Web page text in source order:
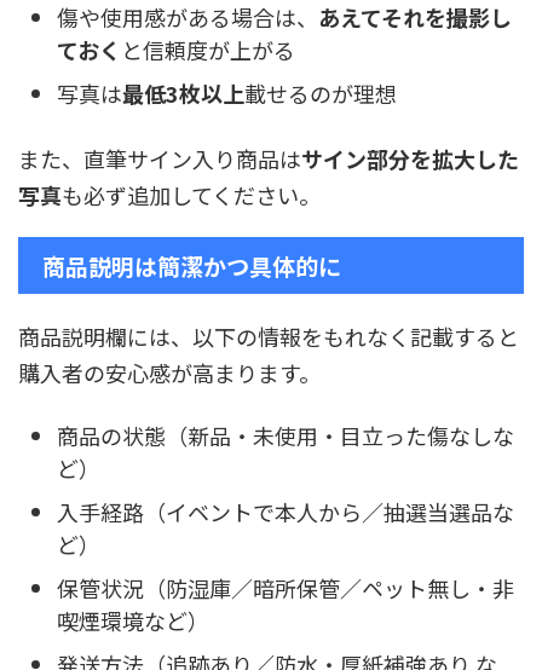
傷や使用感がある場合は、 あえてそれを撮影し
ておく と信頼度が上がる
写真は最低3枚以上載せるのが理想
また、直筆サイン入り商品はサイン部分を拡大した
写真も必ず追加してください。
商品説明は簡潔かつ具体的に
商品説明欄には、以下の情報をもれなく記載すると
購入者の安心感が高まります。
商品の状態（新品・未使用・目立った傷なしな
ど）
入手経路（イベントで本人から／抽選当選品な
ど）
保管状況（防湿庫／暗所保管／ペット無し・非
喫煙環境など）